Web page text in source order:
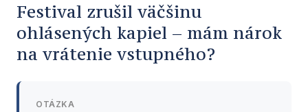
Festival zrušil väčšinu
ohlásených kapiel – mám nárok
na vrátenie vstupného?
OTÁZKA